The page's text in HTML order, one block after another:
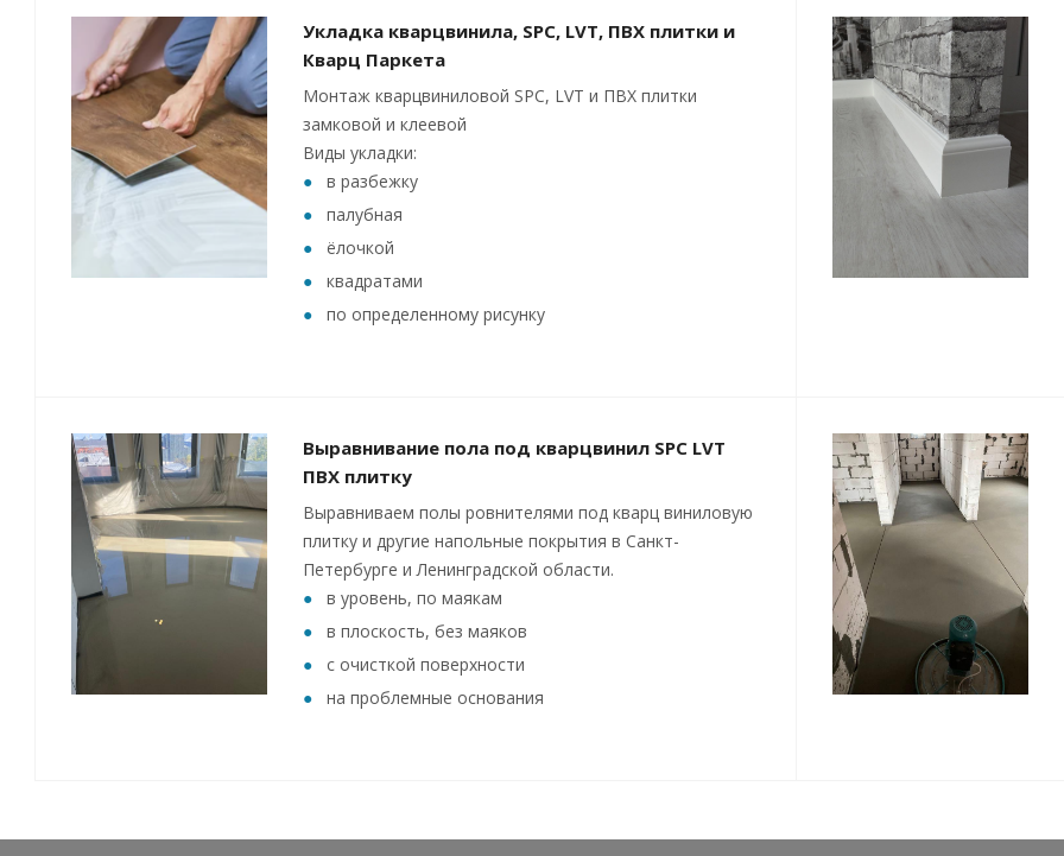
Укладка кварцвинила, SPC, LVT, ПВХ плитки и
Кварц Паркета
Монтаж кварцвиниловой SPC, LVT и ПВХ плитки
замковой и клеевой
Виды укладки:
в разбежку
палубная
ёлочкой
квадратами
по определенному рисунку
Выравнивание пола под кварцвинил SPC LVT
ПВХ плитку
Выравниваем полы ровнителями под кварц виниловую
плитку и другие напольные покрытия в Санкт-
Петербурге и Ленинградской области.
в уровень, по маякам
в плоскость, без маяков
с очисткой поверхности
на проблемные основания